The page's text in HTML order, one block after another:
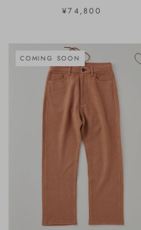
¥74,800
COMING SOON